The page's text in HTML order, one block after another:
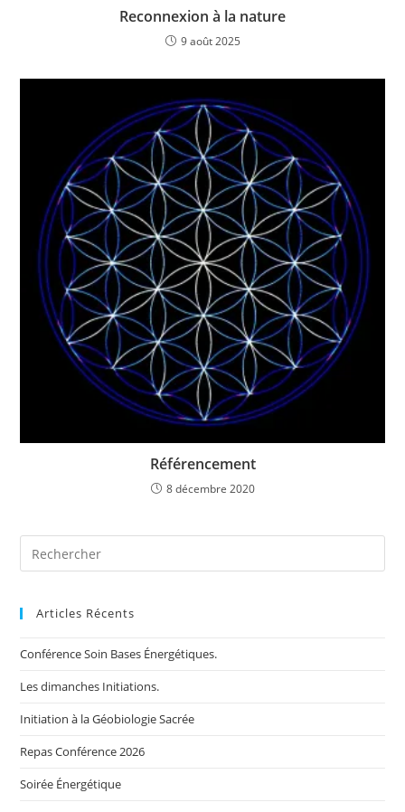
Reconnexion à la nature
9 août 2025
Référencement
8 décembre 2020
Search
for:
Articles Récents
Conférence Soin Bases Énergétiques.
Les dimanches Initiations.
Initiation à la Géobiologie Sacrée
Repas Conférence 2026
Soirée Énergétique